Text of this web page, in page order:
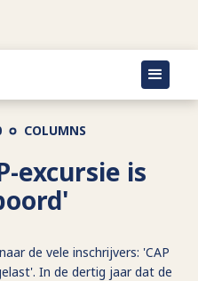
COLUMNS
excursie is
de vele inschrijvers: 'CAP
In de dertig jaar dat de